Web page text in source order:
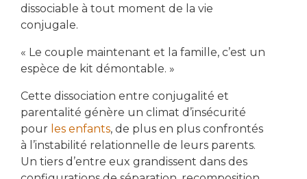
dissociable à tout moment de la vie
conjugale.
« Le couple maintenant et la famille, c’est un
espèce de kit démontable. »
Cette dissociation entre conjugalité et
parentalité génère un climat d’insécurité
pour les enfants, de plus en plus confrontés
à l’instabilité relationnelle de leurs parents.
Un tiers d’entre eux grandissent dans des